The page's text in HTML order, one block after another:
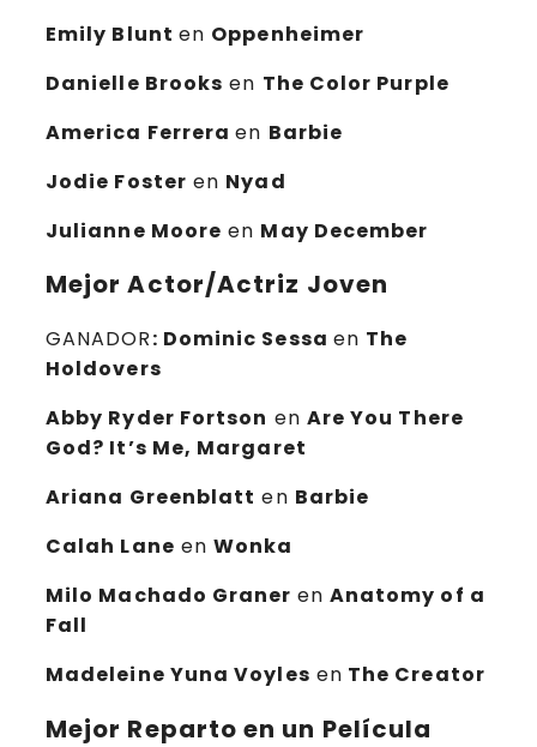
Emily Blunt en Oppenheimer
Danielle Brooks en The Color Purple
America Ferreraen Barbie
Jodie Foster en Nyad
Julianne Moore en May December
Mejor Actor/Actriz Joven
GANADOR: Dominic Sessa en The
Holdovers
Abby Ryder Fortson en Are You There
God? It’s Me, Margaret
Ariana Greenblatt en Barbie
Calah Lane enWonka
Milo Machado Graner en Anatomy of a
Fall
Madeleine Yuna Voyles en The Creator
Mejor Reparto en un Película